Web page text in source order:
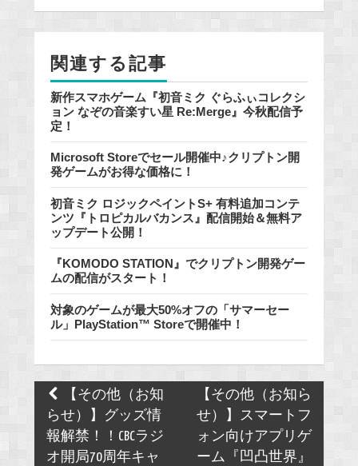
o
o
関連する記事
新作スマホゲーム『初音ミク ぐらふぃコレクシ
ョン なぞの音楽すい星 Re:Merge』今秋配信予
定！
Microsoft Storeでセール開催中♪クリプトン開
発ゲームがお得な価格に！
初音ミク ロジックペイントS+ 有料追加コンテ
ンツ『トロピカルバカンス』配信開始＆無料ア
ップデート公開！
『KOMODO STATION』でクリプトン開発ゲー
ムの配信がスタート！
対象のゲームが最大50%オフの「サマーセー
ル」PlayStation™ Storeで開催中！
Post
navigation
【その他（お知
らせ）】グッズ情
報解禁！！CBCラジ
オ開局70周年キャ
【その他（お知ら
せ）】スマートフ
ォン向けアプリゲ
ーム『凹凸世界』